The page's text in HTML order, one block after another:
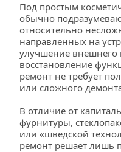
Под простым
обычно
относительно
направленных на
улучшение внешнего
восстановление
ремонт не требует
или сложного
В отличие от
фурнитуры,
или «шведской
ремонт решает лишь